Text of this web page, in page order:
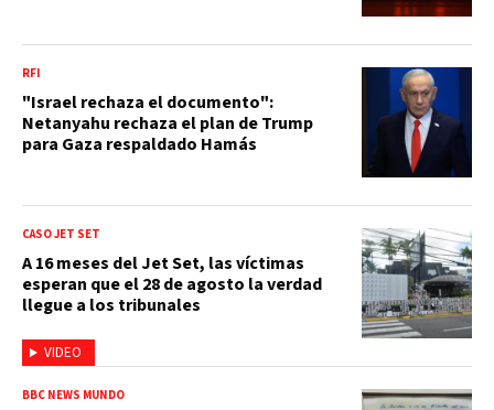
RFI
"Israel rechaza el documento":
Netanyahu rechaza el plan de Trump
para Gaza respaldado Hamás
VIDEO
CASO JET SET
A 16 meses del Jet Set, las víctimas
esperan que el 28 de agosto la verdad
llegue a los tribunales
BBC NEWS MUNDO